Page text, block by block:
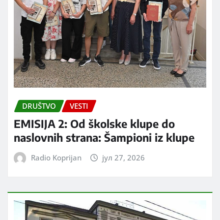
DRUŠTVO VESTI
EMISIJA 2: Od školske klupe do
naslovnih strana: Šampioni iz klupe
Radio Koprijan јул 27, 2026